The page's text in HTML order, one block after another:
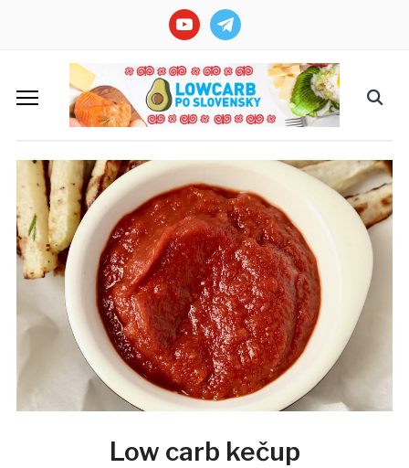
youtubetelegram
Low carb kečup